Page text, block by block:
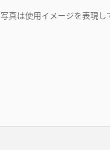
写真は使用イメージを表現し